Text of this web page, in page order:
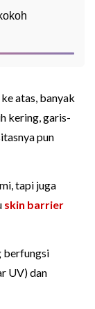
ke atas, banyak
kering, garis-
pun
tapi juga
skin barrier
berfungsi
UV) dan